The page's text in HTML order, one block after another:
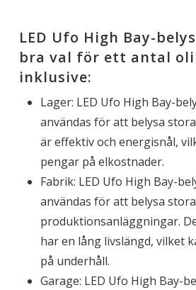
LED Ufo High Bay-
bra val för ett antal
inklusive:
Lager: LED Ufo High Bay-
användas för att belysa
är effektiv och energisnål,
pengar på elkostnader.
Fabrik: LED Ufo High Bay-
användas för att belysa stora
produktionsanläggningar.
har en lång livslängd, vilket
på underhåll.
Garage: LED Ufo High Bay-